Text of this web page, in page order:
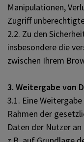
Manipulationen,
Zugriff
2.2. Zu den
insbesondere die
zwischen Ihrem
3. Weitergabe von
3.1. Eine
Rahmen der
Daten der Nutzer